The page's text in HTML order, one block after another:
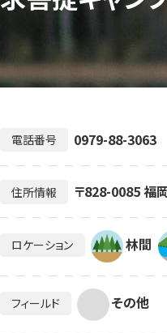
電話番号 0979-88-3063
住所情報 〒828-0085 福
ロケーション 林間
フィールド その他